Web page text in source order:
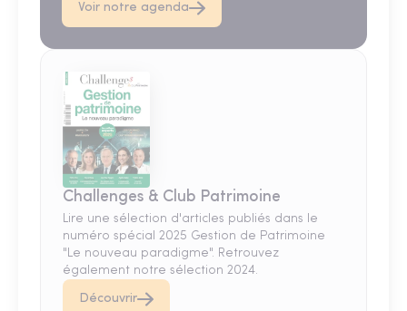
Voir notre agenda
Challenges & Club Patrimoine
Lire une sélection d'articles publiés dans le
numéro spécial 2025 Gestion de Patrimoine
"Le nouveau paradigme". Retrouvez
également notre sélection 2024.
Découvrir